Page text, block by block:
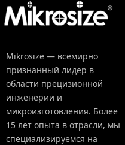
Mikrosize — всемирно
признанный лидер в
области прецизионной
инженерии и
микроизготовления. Более
15 лет опыта в отрасли, мы
специализируемся на